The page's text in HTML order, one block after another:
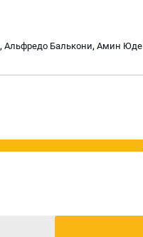
, Альфредо Балькони, Амин Юде